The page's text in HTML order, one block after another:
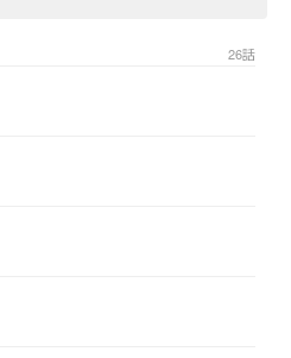
の少女が運命の環に取り込まれ、
26話